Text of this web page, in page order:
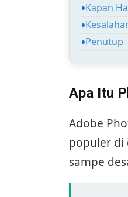
Kapan
Penutup
Apa Itu
Adobe
populer di
sampe